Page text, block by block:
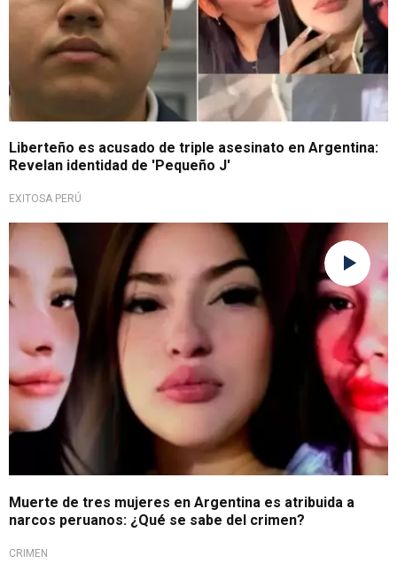
Liberteño es acusado de triple asesinato en Argentina:
Revelan identidad de 'Pequeño J'
EXITOSA PERÚ
Ataque planificado
Muerte de tres mujeres en Argentina es atribuida a
narcos peruanos: ¿Qué se sabe del crimen?
CRIMEN